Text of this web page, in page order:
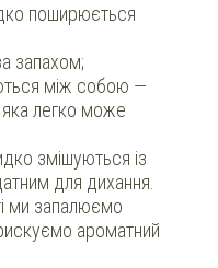
поширюється
запахом;
між собою —
яка легко може
змішуються із
для дихання.
ми запалюємо
ароматний